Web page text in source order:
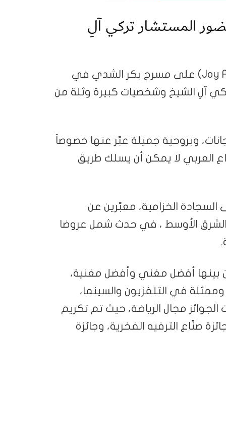
المستشار تركي آلِ
أقيم حفل توزيع جوائز صنّاع الترفيه (#Joy Awards) على مسرح بكر الشدي في
آلِ الشيخ وشخصيات كبيرة وثلة من
وبروحية جميلة عبّر عنها خصوصاً
العربي لا يمكن أن يسلك طريق
الخزامية، معبّرين عن
الأوسط ، في حدث شمل عروضا
أفضل مغني وأفضل مغنية،
في التلفزيون والسينما،
مجال الرياضة، حيث تم تكريم
صنّاع الترفيه الفخرية، وجائزة